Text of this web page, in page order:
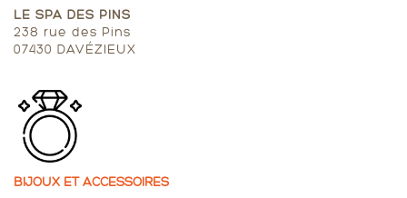
LE SPA DES PINS
238 rue des Pins
07430 DAVÉZIEUX
BIJOUX ET ACCESSOIRES